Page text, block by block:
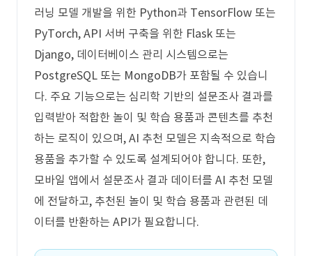
러닝 모델 개발을 위한 Python과 TensorFlow 또는
PyTorch, API 서버 구축을 위한 Flask 또는
Django, 데이터베이스 관리 시스템으로는
PostgreSQL 또는 MongoDB가 포함될 수 있습니
다. 주요 기능으로는 심리학 기반의 설문조사 결과를
입력받아 적합한 놀이 및 학습 용품과 콘텐츠를 추천
하는 로직이 있으며, AI 추천 모델은 지속적으로 학습
용품을 추가할 수 있도록 설계되어야 합니다. 또한,
모바일 앱에서 설문조사 결과 데이터를 AI 추천 모델
에 전달하고, 추천된 놀이 및 학습 용품과 관련된 데
이터를 반환하는 API가 필요합니다.